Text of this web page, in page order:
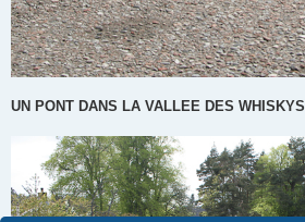
UN PONT DANS LA VALLEE DES WHISKYS